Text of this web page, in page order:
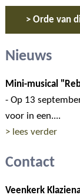
> Orde van
Nieuws
Mini-musical
- Op 13
voor in een....
> lees verder
Contact
Veenkerk